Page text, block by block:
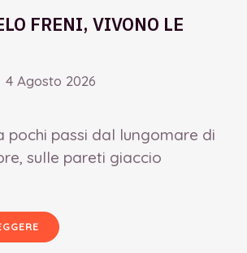
FRENI, VIVONO LE
4 Agosto 2026
pochi passi dal lungomare di
sulle pareti giaccio